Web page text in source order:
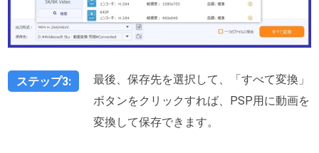
ステップ3:
最後、保存先を選択して、「すべて変換」
ボタンをクリックすれば、PSP用に動画を
変換して保存できます。